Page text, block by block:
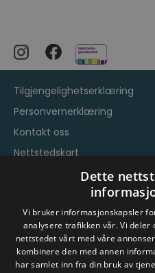
Tilgjengelighetserklæring
Personvernerklæring
Kontakt oss
Nettstedskart
Vilkår og betingelser
Dette
Vi bruker informasjonskapsler
analysere trafikken vår. Vi
nettstedet vårt med våre
kombinere den med annen
har samlet inn fra din bruk av